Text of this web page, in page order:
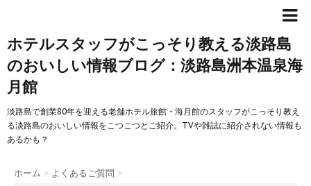
ホテルスタッフがこっそり教える淡路島
のおいしい情報ブログ：淡路島洲本温泉海
月館
淡路島で創業80年を迎える老舗ホテル旅館・海月館のスタッフがこっそり教え
る淡路島のおいしい情報をこつこつとご紹介。TVや雑誌に紹介されない情報も
あるかも？
ホーム > よくあるご質問 >